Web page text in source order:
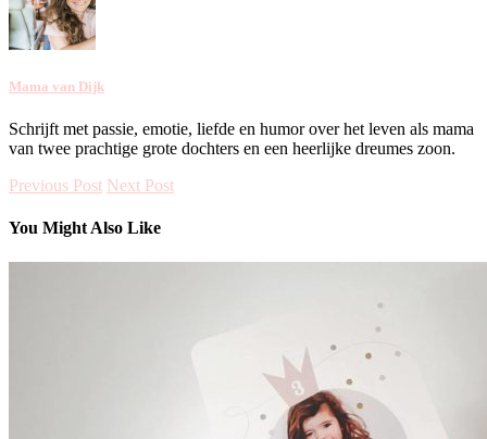
Mama van Dijk
Schrijft met passie, emotie, liefde en humor over het leven als mama
van twee prachtige grote dochters en een heerlijke dreumes zoon.
Previous Post Next Post
You Might Also Like